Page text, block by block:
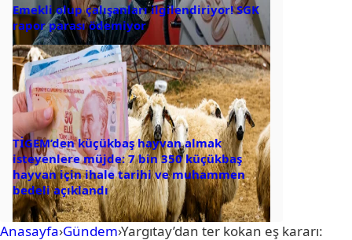
Emekli olup çalışanları ilgilendiriyor! SGK
rapor parası ödemiyor
TİGEM’den küçükbaş hayvan almak
isteyenlere müjde: 7 bin 350 küçükbaş
hayvan için ihale tarihi ve muhammen
bedeli açıklandı
Anasayfa›Gündem›Yargıtay’dan ter kokan eş kararı: